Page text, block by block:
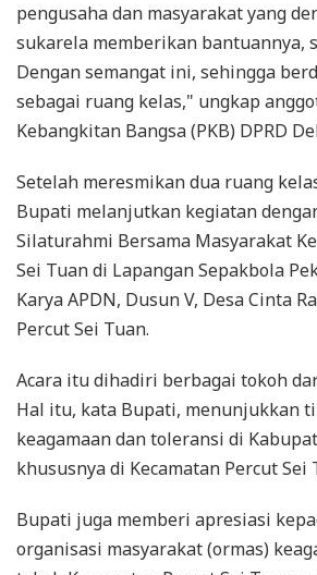
pengusaha dan masyarakat yang
sukarela memberikan bantuannya,
Dengan semangat ini, sehingga
sebagai ruang kelas," ungkap
Kebangkitan Bangsa (PKB) DPRD
Setelah meresmikan dua ruang
Bupati melanjutkan kegiatan
Silaturahmi Bersama Masyarakat
Sei Tuan di Lapangan Sepakbola
Karya APDN, Dusun V, Desa Cinta
Percut Sei Tuan.
Acara itu dihadiri berbagai tokoh
Hal itu, kata Bupati, menunjukkan
keagamaan dan toleransi di
khususnya di Kecamatan Percut Sei
Bupati juga memberi apresiasi
organisasi masyarakat (ormas)